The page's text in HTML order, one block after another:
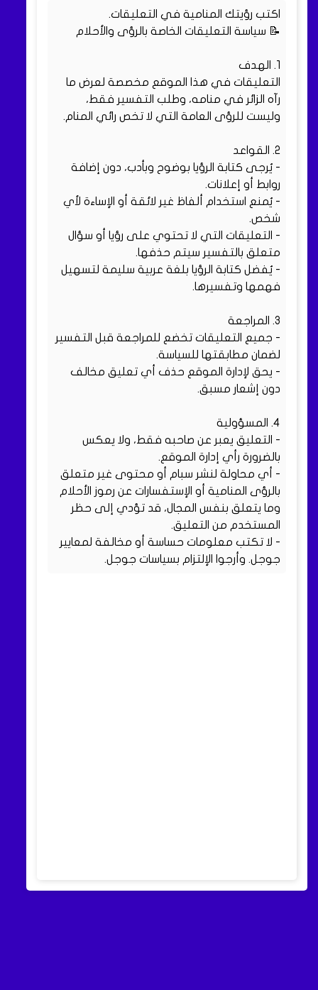
اكتب رؤيتك المنامية في التعليقات.
📝 سياسة التعليقات الخاصة بالرؤى والأحلام
1. الهدف
التعليقات في هذا الموقع مخصصة لعرض ما
رآه الزائر في منامه، وطلب التفسير فقط،
وليست للرؤى العامة التي لا تخص رائي المنام.
2. القواعد
- يُرجى كتابة الرؤيا بوضوح وبأدب، دون إضافة
روابط أو إعلانات.
- يُمنع استخدام ألفاظ غير لائقة أو الإساءة لأي
شخص.
- التعليقات التي لا تحتوي على رؤيا أو سؤال
متعلق بالتفسير سيتم حذفها.
- يُفضل كتابة الرؤيا بلغة عربية سليمة لتسهيل
فهمها وتفسيرها.
3. المراجعة
- جميع التعليقات تخضع للمراجعة قبل التفسير
لضمان مطابقتها للسياسة.
- يحق لإدارة الموقع حذف أي تعليق مخالف
دون إشعار مسبق.
4. المسؤولية
- التعليق يعبر عن صاحبه فقط، ولا يعكس
بالضرورة رأي إدارة الموقع.
- أي محاولة لنشر سبام أو محتوى غير متعلق
بالرؤى المنامية أو الإستفسارات عن رموز الأحلام
وما يتعلق بنفس المجال، قد تؤدي إلى حظر
المستخدم من التعليق.
- لا تكتب معلومات حساسة أو مخالفة لمعايير
جوجل. وأرجوا الإلتزام بسياسات جوجل.